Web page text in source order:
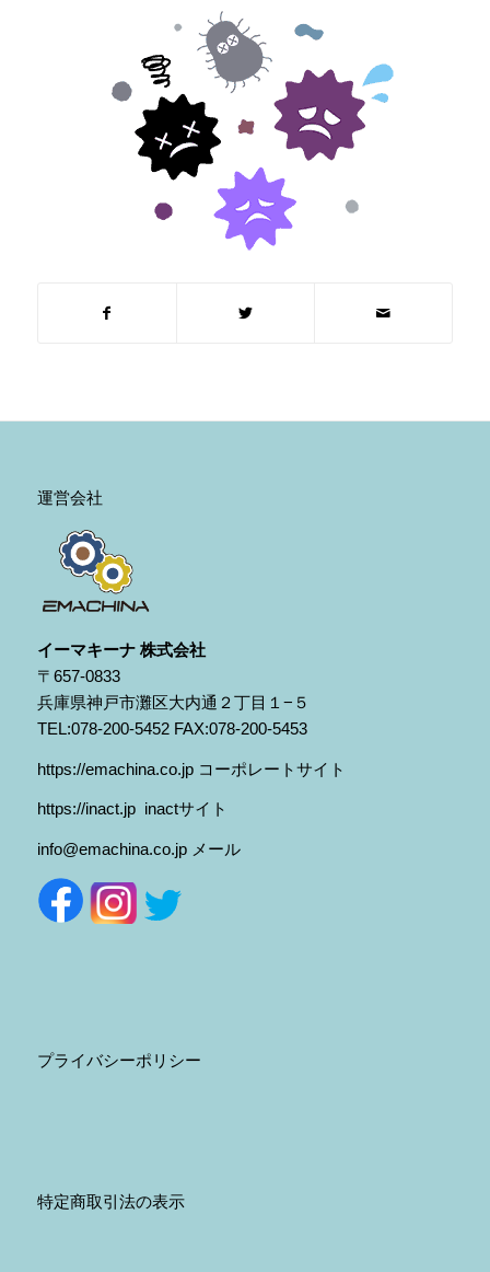
運営会社
イーマキーナ 株式会社
〒657-0833
兵庫県神戸市灘区大内通２丁目１−５
TEL:078-200-5452 FAX:078-200-5453
https://emachina.co.jpコーポレートサイト
https://inact.jpinactサイト
info@emachina.co.jpメール
プライバシーポリシー
特定商取引法の表示